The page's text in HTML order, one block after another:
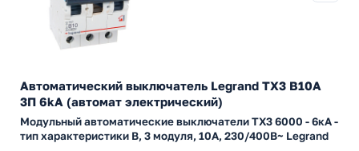
Автоматический выключатель Legrand TX3 B10A
3П 6kA (автомат электрический)
Модульный автоматические выключатели TX3 6000 - 6кА -
тип характеристики B, 3 модуля, 10А, 230/400В~ Legrand